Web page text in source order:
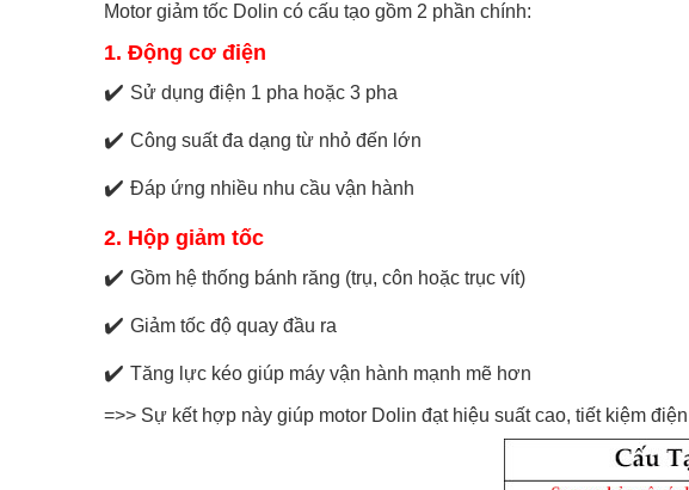
Motor giảm tốc Dolin có cấu tạo gồm 2 phần chính:
1. Động cơ điện
✔️ Sử dụng điện 1 pha hoặc 3 pha
✔️ Công suất đa dạng từ nhỏ đến lớn
✔️ Đáp ứng nhiều nhu cầu vận hành
2. Hộp giảm tốc
✔️ Gồm hệ thống bánh răng (trụ, côn hoặc trục vít)
✔️ Giảm tốc độ quay đầu ra
✔️ Tăng lực kéo giúp máy vận hành mạnh mẽ hơn
=>> Sự kết hợp này giúp motor Dolin đạt hiệu suất cao, tiết kiệm